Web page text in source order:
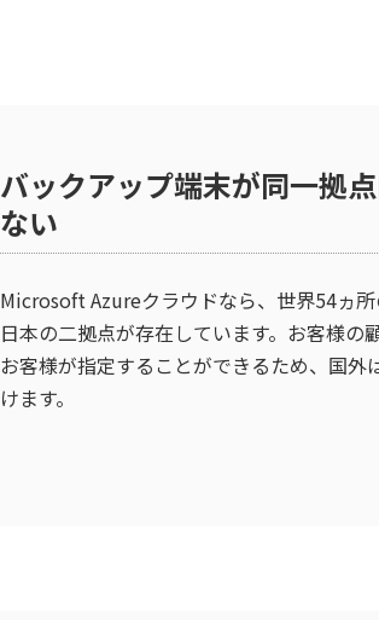
バックアップ端末が同一拠
ない
Microsoft Azureクラウドなら、世界54ヵ
日本の二拠点が存在しています。お客様
お客様が指定することができるため、国
けます。